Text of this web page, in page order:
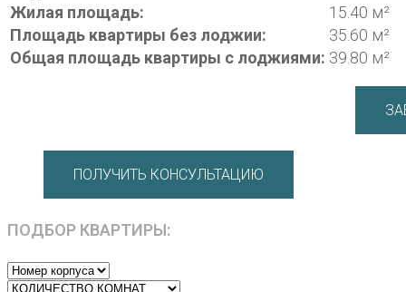
Жилая площадь:
15.40 м²
Площадь квартиры без лоджии:
35.60 м²
Общая площадь квартиры с лоджиями: 39.80 м²
ПОЛУЧИТЬ КОНСУЛЬТАЦИЮ
ПОДБОР КВАРТИРЫ: